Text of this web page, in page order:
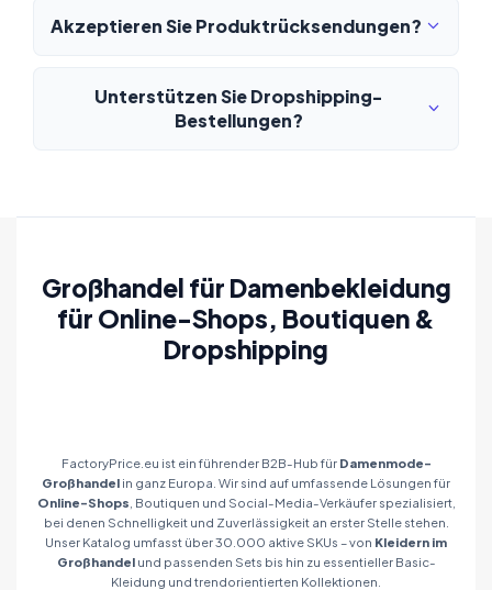
Akzeptieren Sie Produktrücksendungen?
Unterstützen Sie Dropshipping-
Bestellungen?
Großhandel für Damenbekleidung
für Online-Shops, Boutiquen &
Dropshipping
FactoryPrice.eu ist ein führender B2B-Hub für Damenmode-
Großhandel in ganz Europa. Wir sind auf umfassende Lösungen für
Online-Shops , Boutiquen und Social-Media-Verkäufer spezialisiert,
bei denen Schnelligkeit und Zuverlässigkeit an erster Stelle stehen.
Unser Katalog umfasst über 30.000 aktive SKUs – von Kleidern im
Großhandelund passenden Sets bis hin zu essentieller Basic-
Kleidung und trendorientierten Kollektionen.